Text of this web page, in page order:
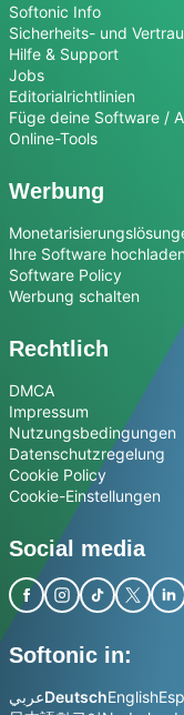
Softonic Info
Sicherheits- und
Hilfe & Support
Jobs
Editorialrichtlinien
Füge deine Software /
Online-Tools
Werbung
Ihre Software
Software Policy
Werbung schalten
Rechtlich
DMCA
Impressum
Nutzungsbedingungen
Datenschutzregelung
Cookie Policy
Cookie-Einstellungen
Social media
Softonic in:
عربيDeutschEnglish